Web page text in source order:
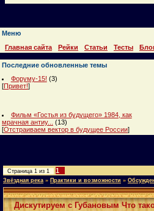
Меню
Главная сайта
Рейки Статьи Тесты
Последние обновленные темы
Форуму-15! (3)
[Привет!]
Фильм «Гостья из будущего» 1984, как
мрачная антиу...
(13)
[Отстраиваем вектор в будущее России]
Страница 1 из 1 1
Звёздная река » Практики и возможности »
Дискутируем с Губановым Что